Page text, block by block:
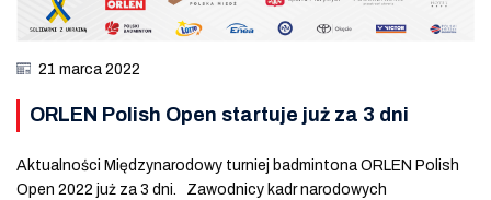
21 marca 2022
ORLEN Polish Open startuje już za 3 dni
Aktualności Międzynarodowy turniej badmintona ORLEN Polish
Open 2022 już za 3 dni. Zawodnicy kadr narodowych